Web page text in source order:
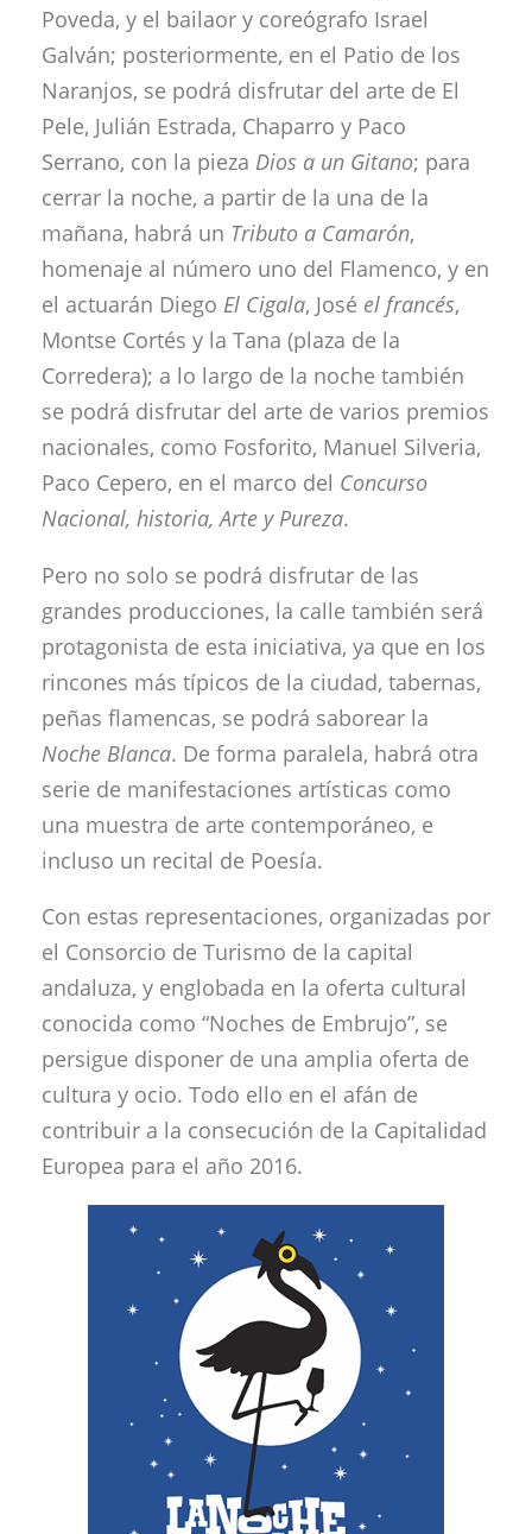
Poveda, y el bailaor y coreógrafo Israel
Galván; posteriormente, en el Patio de los
Naranjos, se podrá disfrutar del arte de El
Pele, Julián Estrada, Chaparro y Paco
Serrano, con la pieza Dios a un Gitano; para
cerrar la noche, a partir de la una de la
mañana, habrá un Tributo a Camarón,
homenaje al número uno del Flamenco, y en
el actuarán Diego El Cigala, José el francés,
Montse Cortés y la Tana (plaza de la
Corredera); a lo largo de la noche también
se podrá disfrutar del arte de varios premios
nacionales, como Fosforito, Manuel Silveria,
Paco Cepero, en el marco del Concurso
Nacional, historia, Arte y Pureza.
Pero no solo se podrá disfrutar de las
grandes producciones, la calle también será
protagonista de esta iniciativa, ya que en los
rincones más típicos de la ciudad, tabernas,
peñas flamencas, se podrá saborear la
Noche Blanca. De forma paralela, habrá otra
serie de manifestaciones artísticas como
una muestra de arte contemporáneo, e
incluso un recital de Poesía.
Con estas representaciones, organizadas por
el Consorcio de Turismo de la capital
andaluza, y englobada en la oferta cultural
conocida como “Noches de Embrujo”, se
persigue disponer de una amplia oferta de
cultura y ocio. Todo ello en el afán de
contribuir a la consecución de la Capitalidad
Europea para el año 2016.